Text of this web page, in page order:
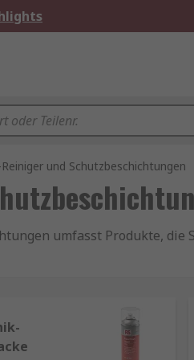
und Schutzbeschichtungen
umfasst Produkte,
Daher ist es wichtig,